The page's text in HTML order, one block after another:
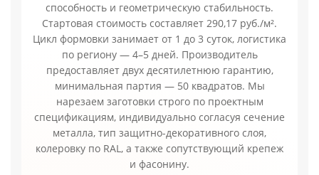
способность и геометрическую стабильность.
Стартовая стоимость составляет 290,17 руб./м².
Цикл формовки занимает от 1 до 3 суток, логистика
по региону — 4–5 дней. Производитель
предоставляет двух десятилетнюю гарантию,
минимальная партия — 50 квадратов. Мы
нарезаем заготовки строго по проектным
спецификациям, индивидуально согласуя сечение
металла, тип защитно-декоративного слоя,
колеровку по RAL, а также сопутствующий крепеж
и фасонину.